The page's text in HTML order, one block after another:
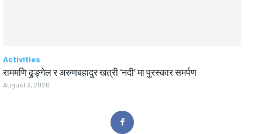
Activities
राममणि ढुङ्गेल र अरुणबहादुर खत्री ‘नदी’ मा पुरस्कार समर्पण
August 3, 2026